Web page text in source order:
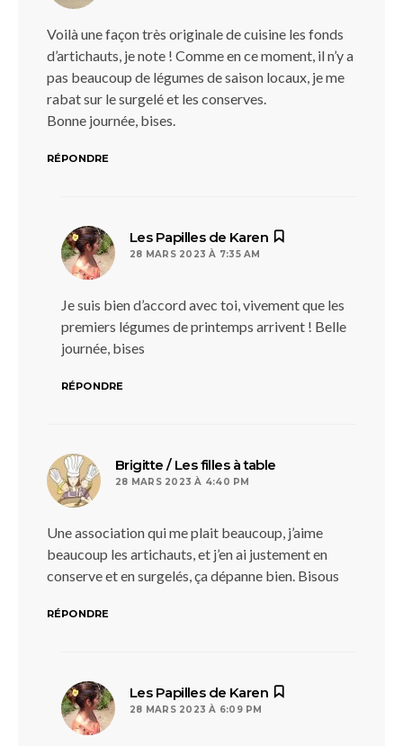
Voilà une façon très originale de cuisine les fonds
d’artichauts, je note ! Comme en ce moment, il n’y a
pas beaucoup de légumes de saison locaux, je me
rabat sur le surgelé et les conserves.
Bonne journée, bises.
RÉPONDRE
Les Papilles de Karen
28 MARS 2023 À 7:35 AM
Je suis bien d’accord avec toi, vivement que les
premiers légumes de printemps arrivent ! Belle
journée, bises
RÉPONDRE
Brigitte / Les filles à table
28 MARS 2023 À 4:40 PM
Une association qui me plait beaucoup, j’aime
beaucoup les artichauts, et j’en ai justement en
conserve et en surgelés, ça dépanne bien. Bisous
RÉPONDRE
Les Papilles de Karen
28 MARS 2023 À 6:09 PM